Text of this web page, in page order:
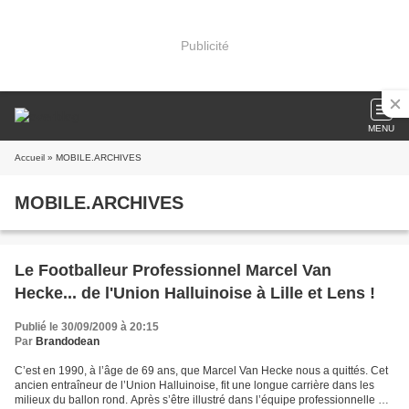
Publicité
MENU
Accueil » MOBILE.ARCHIVES
MOBILE.ARCHIVES
Le Footballeur Professionnel Marcel Van
Hecke... de l'Union Halluinoise à Lille et Lens !
Publié le 30/09/2009 à 20:15
Par Brandodean
C’est en 1990, à l’âge de 69 ans, que Marcel Van Hecke nous a quittés. Cet
ancien entraîneur de l’Union Halluinoise, fit une longue carrière dans les
milieux du ballon rond. Après s’être illustré dans l’équipe professionnelle du